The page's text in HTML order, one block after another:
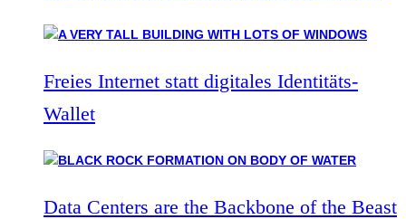
Freies Internet statt digitales Identitäts-
Wallet
Data Centers are the Backbone of the Beast